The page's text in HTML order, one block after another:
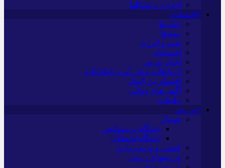
احزاب و تشکلها
*اقتصادی
بانک ها
بیمه‌ها
نفت و انرژی
استخدام
اخبار بورس
ارتباطات و فن آوری اطلاعات
اقتصاد بین الملل
آگهی های دولتی
تبلیغات
*ورزش
فوتبال
باشگاه پرسپولیس
باشگاه استقلال
کشتی و وزنه‌برداری
ورزشهای رزمی